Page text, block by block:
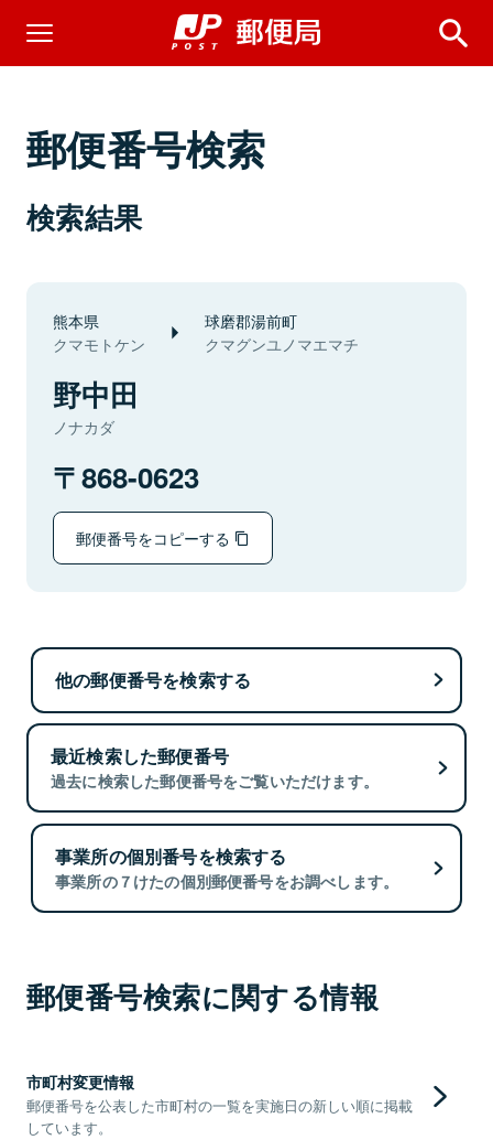
郵便番号検索
検索結果
熊本県
クマモトケン
球磨郡湯前町
クマグンユノマエマチ
野中田
ノナカダ
868-0623
郵便番号をコピーする
他の郵便番号を検索する
最近検索した郵便番号
過去に検索した郵便番号をご覧いただけます。
事業所の個別番号を検索する
事業所の７けたの個別郵便番号をお調べします。
郵便番号検索に関する情報
市町村変更情報
郵便番号を公表した市町村の一覧を実施日の新しい順に掲載
しています。